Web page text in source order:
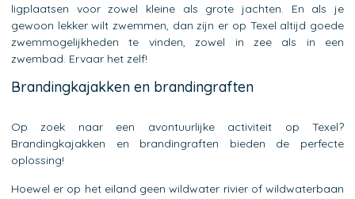
ligplaatsen voor zowel kleine als grote jachten. En als je
gewoon lekker wilt zwemmen, dan zijn er op Texel altijd goede
zwemmogelijkheden te vinden, zowel in zee als in een
zwembad. Ervaar het zelf!
Brandingkajakken en brandingraften
Op zoek naar een avontuurlijke activiteit op Texel?
Brandingkajakken en brandingraften bieden de perfecte
oplossing!
Hoewel er op het eiland geen wildwater rivier of wildwaterbaan